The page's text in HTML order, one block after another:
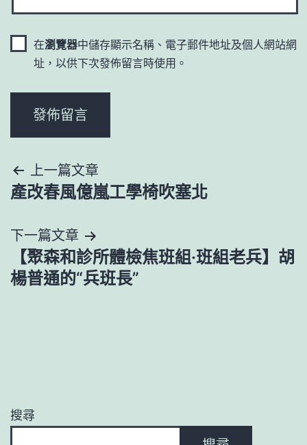
在瀏覽器中儲存顯示名稱、電子郵件地址及個人網站網
址，以供下次發佈留言時使用。
文
章
導
覽
上一篇文章
產改春風億嵐工學椅吹塞北
下一篇文章
【聚森和診所體檢焦班組·班組老兵】胡
楊普通的“兵班長”
搜尋